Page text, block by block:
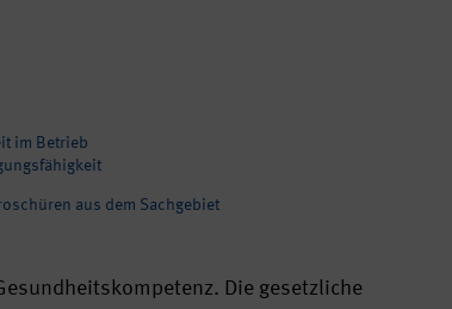
im Betrieb
aus dem Sachgebiet
Die gesetzliche